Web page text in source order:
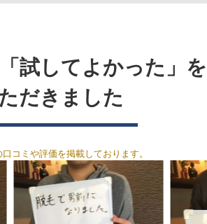
試してよかった」を
だきました
コミや評価を掲載しております。